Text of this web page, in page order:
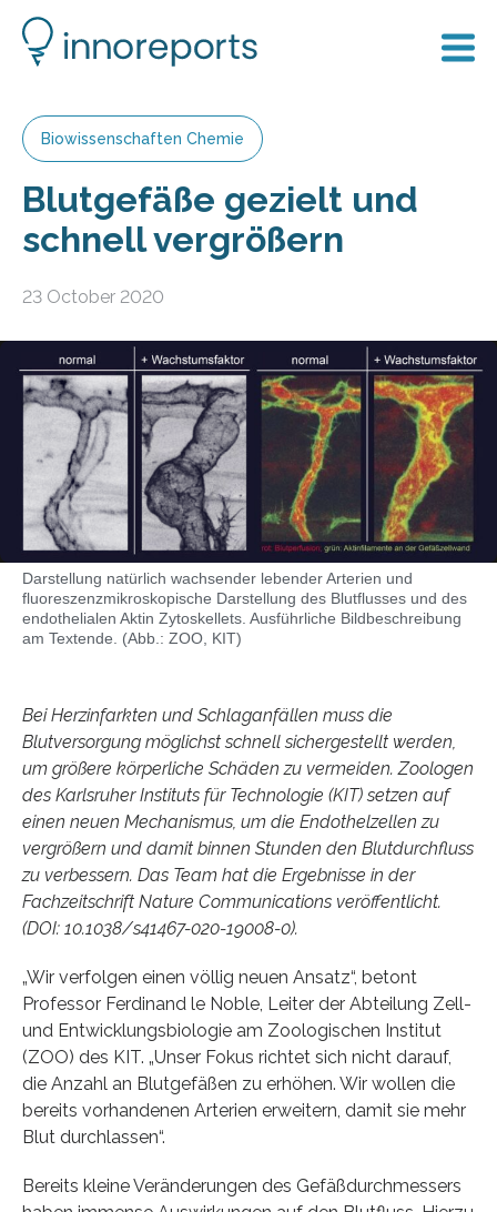
Biowissenschaften Chemie
Blutgefäße gezielt und
schnell vergrößern
23 October 2020
Darstellung natürlich wachsender lebender Arterien und
fluoreszenzmikroskopische Darstellung des Blutflusses und des
endothelialen Aktin Zytoskellets. Ausführliche Bildbeschreibung
am Textende. (Abb.: ZOO, KIT)
Bei Herzinfarkten und Schlaganfällen muss die
Blutversorgung möglichst schnell sichergestellt werden,
um größere körperliche Schäden zu vermeiden. Zoologen
des Karlsruher Instituts für Technologie (KIT) setzen auf
einen neuen Mechanismus, um die Endothelzellen zu
vergrößern und damit binnen Stunden den Blutdurchfluss
zu verbessern. Das Team hat die Ergebnisse in der
Fachzeitschrift Nature Communications veröffentlicht.
(DOI: 10.1038/s41467-020-19008-0).
„Wir verfolgen einen völlig neuen Ansatz“, betont
Professor Ferdinand le Noble, Leiter der Abteilung Zell-
und Entwicklungsbiologie am Zoologischen Institut
(ZOO) des KIT. „Unser Fokus richtet sich nicht darauf,
die Anzahl an Blutgefäßen zu erhöhen. Wir wollen die
bereits vorhandenen Arterien erweitern, damit sie mehr
Blut durchlassen“.
Bereits kleine Veränderungen des Gefäßdurchmessers